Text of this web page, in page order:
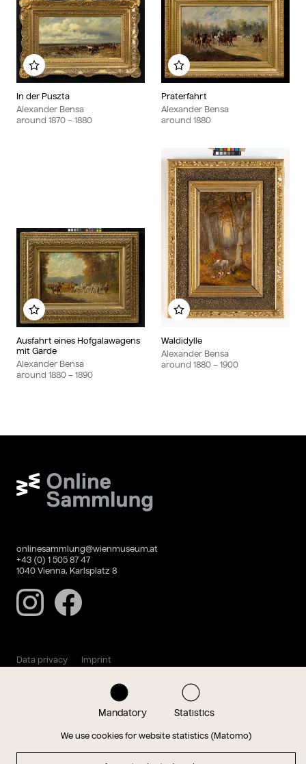
Mandatory Statistics
We use cookies for website statistics (Matomo)
In der Puszta
Alexander Bensa
around 1870 – 1880
Add to my album
Praterfahrt
Alexander Bensa
around 1880
Add to my album
Ausfahrt eines Hofgalawagens
mit Garde
Alexander Bensa
around 1880 – 1890
Add to my album
Waldidylle
Alexander Bensa
around 1880 – 1900
Add to my album
Wien Museum Online Sammlung
onlinesammlung@wienmuseum.at
+43 (0) 1 505 87 47
1040 Vienna, Karlsplatz 8
InstagramFacebook
Magazin
Data privacy Imprint